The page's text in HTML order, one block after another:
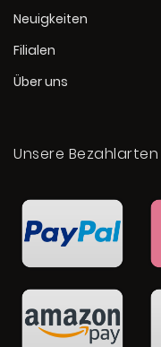
Neuigkeiten
Filialen
Über uns
Unsere Bezahlarten